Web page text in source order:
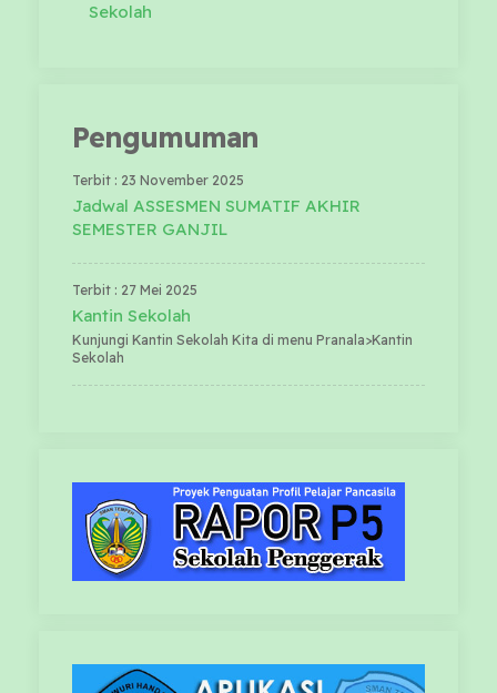
Sekolah
Pengumuman
Terbit : 23 November 2025
Jadwal ASSESMEN SUMATIF AKHIR
SEMESTER GANJIL
Terbit : 27 Mei 2025
Kantin Sekolah
Kunjungi Kantin Sekolah Kita di menu Pranala>Kantin
Sekolah